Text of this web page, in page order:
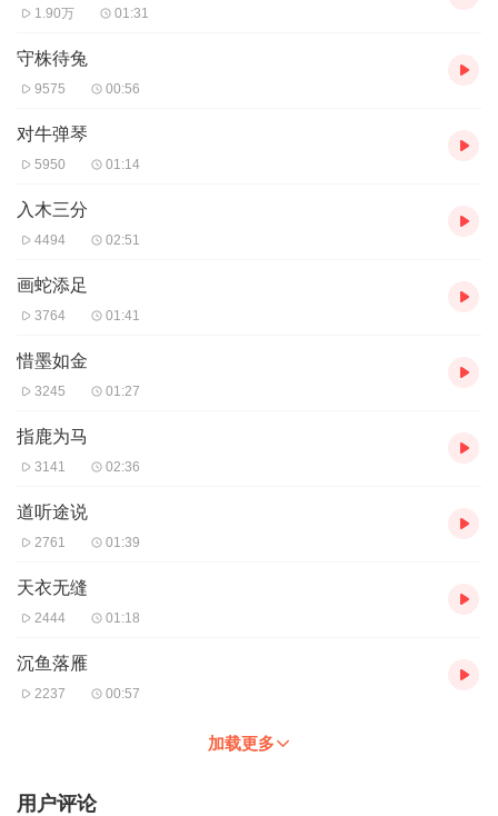
1.90万 01:31
守株待兔
9575 00:56
对牛弹琴
5950 01:14
入木三分
4494 02:51
画蛇添足
3764 01:41
惜墨如金
3245 01:27
指鹿为马
3141 02:36
道听途说
2761 01:39
天衣无缝
2444 01:18
沉鱼落雁
2237 00:57
加载更多
用户评论